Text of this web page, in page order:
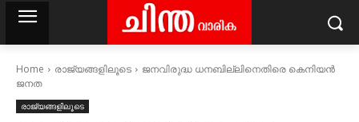
Home രാജ്യങ്ങളിലൂടെ
ജനവിരുദ്ധ ധനബില്ലിനെതിരെ കെനിയന്‍
ജനത
രാജ്യങ്ങളിലൂടെ